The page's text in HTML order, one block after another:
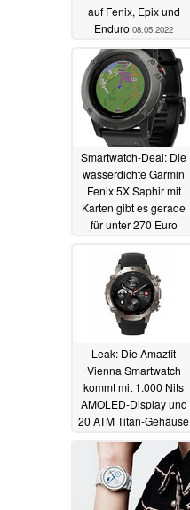
auf Fenix, Epix und
Enduro 08.05.2022
Smartwatch-Deal: Die
wasserdichte Garmin
Fenix 5X Saphir mit
Karten gibt es gerade
für unter 270 Euro
Leak: Die Amazfit
Vienna Smartwatch
kommt mit 1.000 Nits
AMOLED-Display und
20 ATM Titan-Gehäuse
04.05.2022